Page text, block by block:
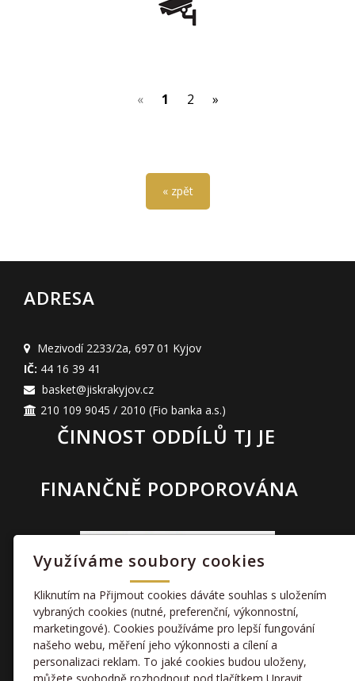
« 1 (current)
2 »
« zpět
ADRESA
Mezivodí 2233/2a, 697 01 Kyjov
IČ: 44 16 39 41
basket@jiskrakyjov.cz
210 109 9045 / 2010 (Fio banka a.s.)
ČINNOST ODDÍLŮ TJ JE
FINANČNĚ PODPOROVÁNA
TAKÉ NÁS NAJDETE
Využíváme soubory cookies
Kliknutím na Přijmout cookies dáváte souhlas s uložením
vybraných cookies (nutné, preferenční, výkonnostní,
marketingové). Cookies používáme pro lepší fungování
našeho webu, měření jeho výkonnosti a cílení a
personalizaci reklam. To jaké cookies budou uloženy,